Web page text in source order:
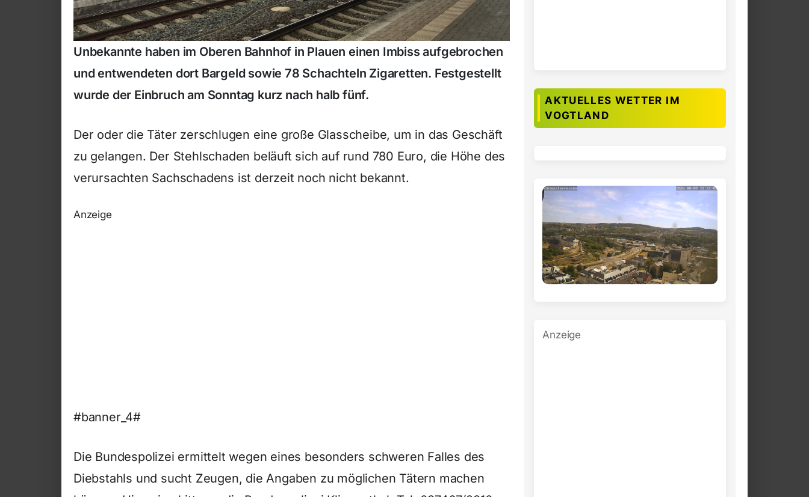
Unbekannte haben im Oberen Bahnhof in Plauen einen Imbiss aufgebrochen
und entwendeten dort Bargeld sowie 78 Schachteln Zigaretten. Festgestellt
wurde der Einbruch am Sonntag kurz nach halb fünf.
Der oder die Täter zerschlugen eine große Glasscheibe, um in das Geschäft
zu gelangen. Der Stehlschaden beläuft sich auf rund 780 Euro, die Höhe des
verursachten Sachschadens ist derzeit noch nicht bekannt.
Anzeige
#banner_4#
Die Bundespolizei ermittelt wegen eines besonders schweren Falles des
Diebstahls und sucht Zeugen, die Angaben zu möglichen Tätern machen
AKTUELLES WETTER IM
VOGTLAND
Anzeige